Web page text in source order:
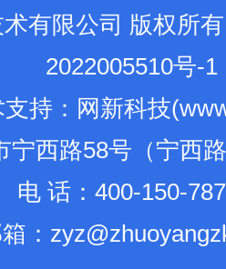
有限公司 版权所有
2022005510号-1
持 ： 网新科技(
宁西路58号（宁西
电 话：400-150-
：